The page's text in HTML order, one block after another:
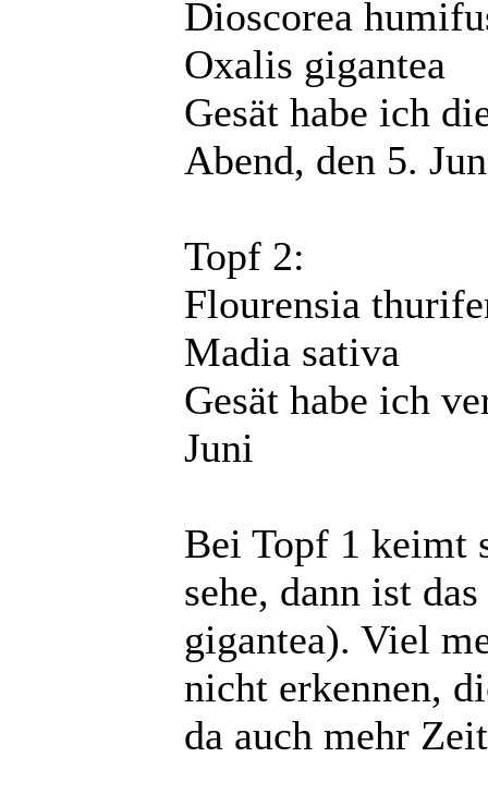
Dioscorea
Oxalis gigantea
Gesät habe ich
Abend, den 5.
Topf 2:
Flourensia
Madia sativa
Gesät habe ich
Juni
Bei Topf 1 keimt
sehe, dann ist
gigantea). Viel
nicht erkennen,
da auch mehr